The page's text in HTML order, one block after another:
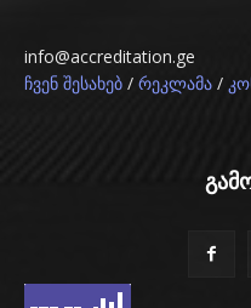
info@accreditation.ge
ჩვენ შესახებ / რეკლამა /